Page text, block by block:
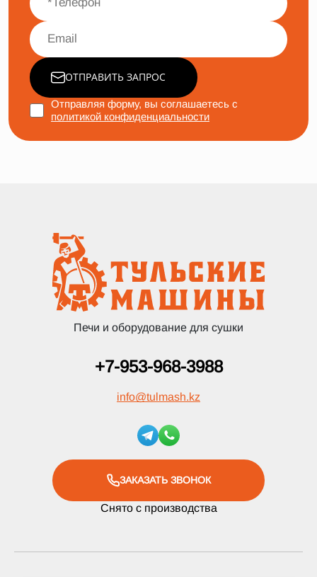
ОТПРАВИТЬ ЗАПРОС
Отправляя форму, вы соглашаетесь с
политикой конфиденциальности
Печи и оборудование для сушки
+7-953-968-3988
info@tulmash.kz
ЗАКАЗАТЬ ЗВОНОК
Снято с производства